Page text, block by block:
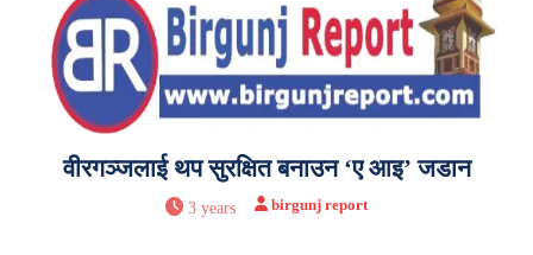
वीरगञ्जलाई थप सुरक्षित बनाउन ‘ए आइ’ जडान
3 years birgunj report